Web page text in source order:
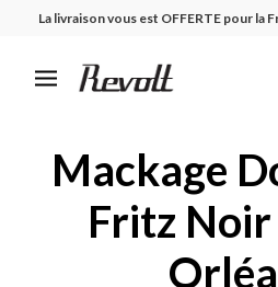
La livraison vous est OFFERTE pour la
Mackage
Fritz